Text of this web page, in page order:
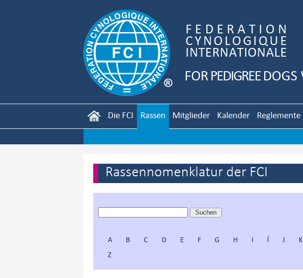
Die FCI Rassen Mitglieder Kalender Reglemente
Rassennomenklatur der FCI
A B C D E F G H I Í J K
Z